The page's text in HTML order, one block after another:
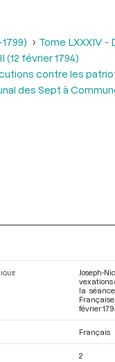
Tome LXXXIV -
(12 février 1794)
contre les
des Sept à
Joseph-
vexations
la
février
Français
2